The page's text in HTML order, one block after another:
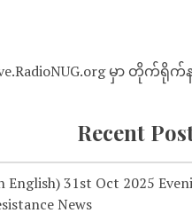
မှာ တိုက်ရိုက်
Recent
English) 31st Oct 2025
News